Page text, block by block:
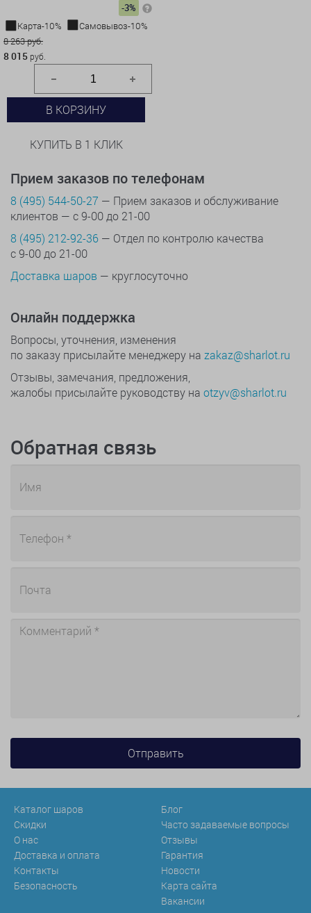
-3%
Карта-10%
Самовывоз-10%
8 263 руб.
8 015 руб.
В КОРЗИНУ
КУПИТЬ В 1 КЛИК
Прием заказов по телефонам
8 (495) 544-50-27 — Прием заказов и обслуживание
клиентов — с 9-00 до 21-00
8 (495) 212-92-36 — Отдел по контролю качества
с 9-00 до 21-00
Доставка шаров — круглосуточно
Онлайн поддержка
Вопросы, уточнения, изменения
по заказу присылайте менеджеру на zakaz@sharlot.ru
Отзывы, замечания, предложения,
жалобы присылайте руководству на otzyv@sharlot.ru
Обратная связь
Каталог шаров
Скидки
О нас
Доставка и оплата
Контакты
Безопасность
Блог
Часто задаваемые вопросы
Отзывы
Гарантия
Новости
Карта сайта
Вакансии